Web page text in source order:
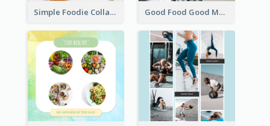
Simple Foodie Collage Instagram Post Good Food Good Mood Instagram Post